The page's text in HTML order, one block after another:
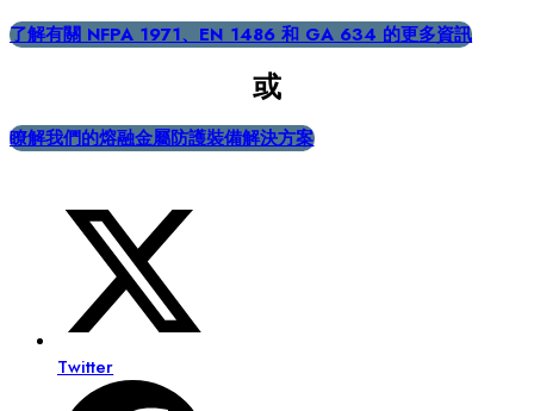
了解有關 NFPA 1971、EN 1486 和 GA 634 的更多資訊
或
瞭解我們的熔融金屬防護裝備解決方案
Twitter